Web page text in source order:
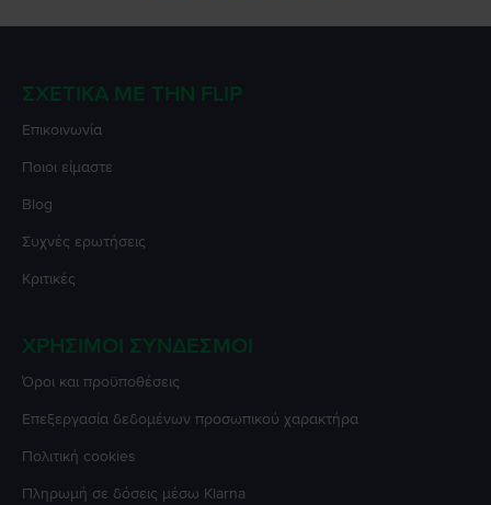
ΣΧΕΤΙΚΆ ΜΕ ΤΗΝ FLIP
Επικοινωνία
Ποιοι είμαστε
Blog
Συχνές ερωτήσεις
Κριτικές
ΧΡΉΣΙΜΟΙ ΣΎΝΔΕΣΜΟΙ
Όροι και προϋποθέσεις
Επεξεργασία δεδομένων προσωπικού χαρακτήρα
Πολιτική cookies
Πληρωμή σε δόσεις μέσω Klarna